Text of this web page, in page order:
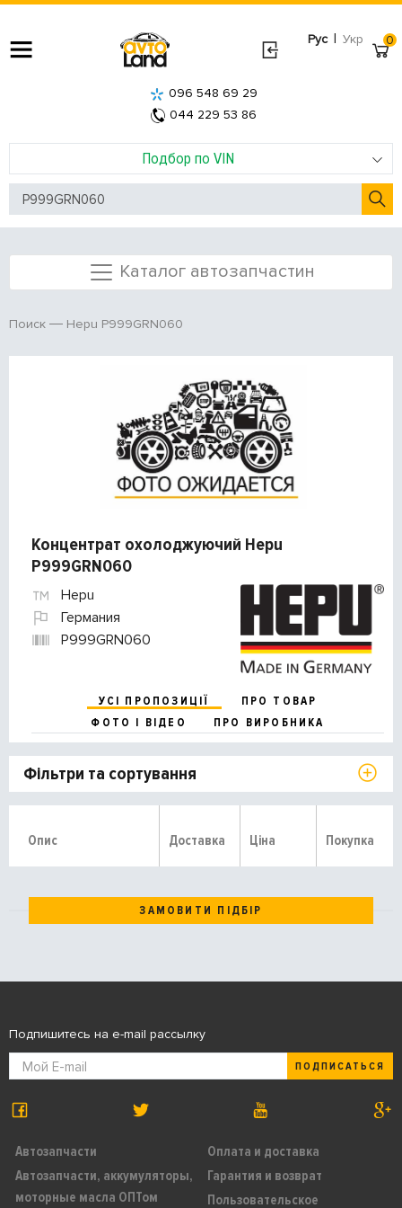
Рус | Укр
Подбор по VIN
096 548 69 29
044 229 53 86
0
Каталог автозапчастин
Поиск Hepu P999GRN060
Концентрат охолоджуючий Hepu
P999GRN060
Hepu
Германия
P999GRN060
УСІ ПРОПОЗИЦІЇ
ПРО ТОВАР
ФОТО І ВІДЕО
ПРО ВИРОБНИКА
Фільтри та сортування
Опис Доставка Ціна Покупка
ЗАМОВИТИ ПІДБІР
Автозапчасти
Автозапчасти, аккумуляторы,
моторные масла ОПТом
Оплата и доставка
Гарантия и возврат
Пользовательское
Подпишитесь на e-mail рассылку
ПОДПИСАТЬСЯ